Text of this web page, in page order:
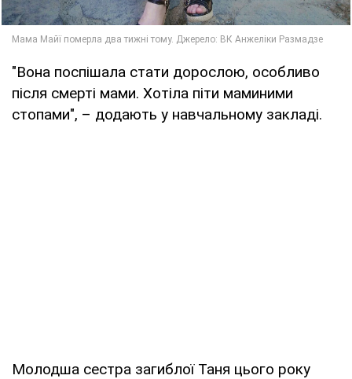
"Вона поспішала стати дорослою, особливо
після смерті мами. Хотіла піти маминими
стопами", – додають у навчальному закладі.
Молодша сестра загиблої Таня цього року